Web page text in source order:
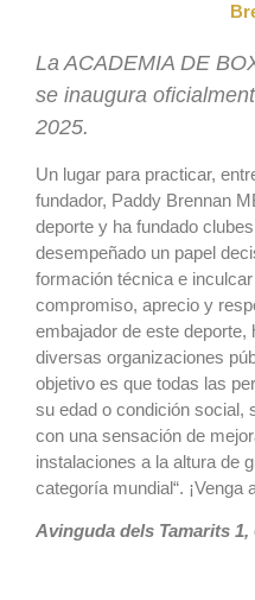
La ACADEMIA DE
se inaugura
2025.
Un lugar para practicar,
fundador, Paddy Brennan
deporte y ha fundado
desempeñado un papel
formación técnica e
compromiso, aprecio y
embajador de este deporte,
diversas organizaciones
objetivo es que todas las
su edad o condición social,
con una sensación de
instalaciones a la altura de
categoría mundial“. ¡Venga
Avinguda dels Tamarits 1,